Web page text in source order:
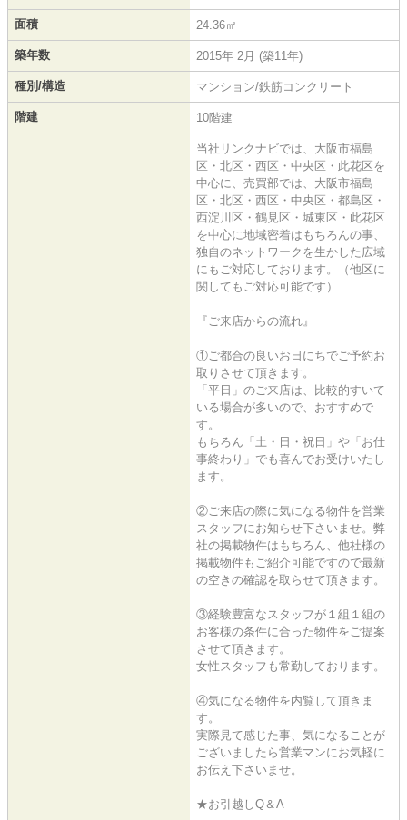
面積 24.36㎡
築年数 2015年 2月 (築11年)
種別/構造 マンション/鉄筋コンクリート
階建 10階建
当社リンクナビでは、大阪市福島
区・北区・西区・中央区・此花区を
中心に、売買部では、大阪市福島
区・北区・西区・中央区・都島区・
西淀川区・鶴見区・城東区・此花区
を中心に地域密着はもちろんの事、
独自のネットワークを生かした広域
にもご対応しております。（他区に
関してもご対応可能です）
『ご来店からの流れ』
①ご都合の良いお日にちでご予約お
取りさせて頂きます。
「平日」のご来店は、比較的すいて
いる場合が多いので、おすすめで
す。
もちろん「土・日・祝日」や「お仕
事終わり」でも喜んでお受けいたし
ます。
②ご来店の際に気になる物件を営業
スタッフにお知らせ下さいませ。弊
社の掲載物件はもちろん、他社様の
掲載物件もご紹介可能ですので最新
の空きの確認を取らせて頂きます。
③経験豊富なスタッフが１組１組の
お客様の条件に合った物件をご提案
させて頂きます。
女性スタッフも常勤しております。
④気になる物件を内覧して頂きま
す。
実際見て感じた事、気になることが
ございましたら営業マンにお気軽に
お伝え下さいませ。
★お引越しQ＆A